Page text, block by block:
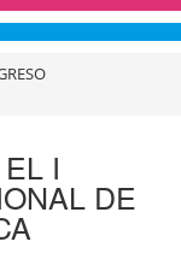
I
DE